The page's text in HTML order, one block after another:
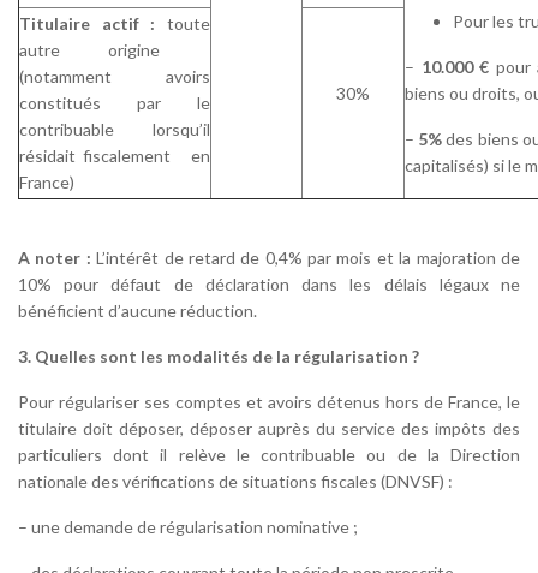
Pour les
– 10.000 € pour
biens ou droits,
– 5%des biens
capitalisés) si le
Titulaire actif : toute
autre origine
(notamment avoirs
constitués par le
contribuable lorsqu’il
résidait fiscalement en
France)
30%
A noter : L’intérêt de retard de 0,4% par mois et la majoration de
10% pour défaut de déclaration dans les délais légaux ne
bénéficient d’aucune réduction.
3. Quelles sont les modalités de la régularisation ?
Pour régulariser ses comptes et avoirs détenus hors de France, le
titulaire doit déposer, déposer auprès du service des impôts des
particuliers dont il relève le contribuable ou de la Direction
nationale des vérifications de situations fiscales (DNVSF) :
– une demande de régularisation nominative ;